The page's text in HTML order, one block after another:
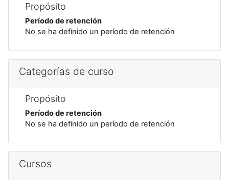
Propósito
Período de retención
No se ha definido un período de retención
Categorías de curso
Propósito
Período de retención
No se ha definido un período de retención
Cursos